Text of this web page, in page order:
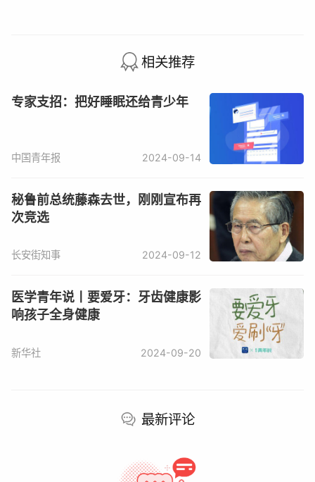
研究团队选取562名参试者，追踪其睡眠模式。
参试者生活在两个地区：阿根廷福尔摩沙，他们
几乎没有照明，更没有钟表可以使用；另一组为
西雅图地区的都市，拥有完善的电子设备。
研究结果显示，无论参试者身处何地，作息节律
都表现出相同模式。在满月的前几天，参试者的
睡眠减少，且睡眠时间点也开始变晚，福尔摩沙
居民表现最明显。
研究人员表示，虽然两者之间存在一定差异，但
总体而言，满月前的夜晚月光越亮，大家的睡眠
相关推荐
专家支招：把好睡眠还给青少年
中国青年报 2024-09-14
秘鲁前总统藤森去世，刚刚宣布再
次竞选
长安街知事 2024-09-12
医学青年说丨要爱牙：牙齿健康影
响孩子全身健康
新华社 2024-09-20
最新评论